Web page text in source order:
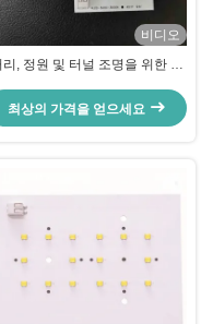
비디오
리, 정원 및 터널 조명을 위한 맞
5050 SMD LED PCB 보드
최상의 가격을 얻으세요